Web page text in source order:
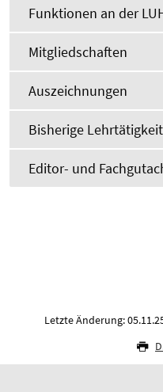
Funktionen an der
Mitgliedschaften
Auszeichnungen
Bisherige
Editor- und
Letzte Änderung: